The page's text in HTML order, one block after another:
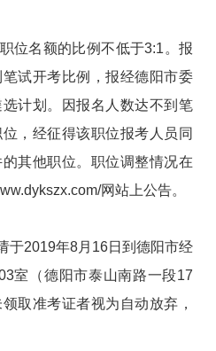
位名额的比例不低于3:1。报
试开考比例，报经德阳市委
计划。因报名人数达不到笔
，经征得该职位报考人员同
其他职位。职位调整情况在
网站上公告。
于2019年8月16日到德阳市经
室（德阳市泰山南路一段17
取准考证者视为自动放弃，